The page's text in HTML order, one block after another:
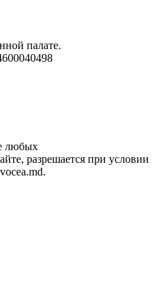
палате.
любых
разрешается при условии